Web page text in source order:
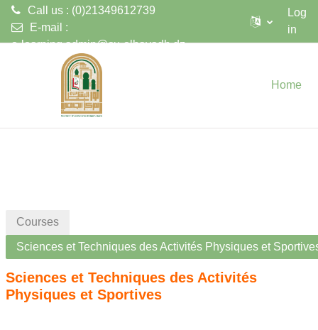
Call us : (0)21349612739
E-mail :
e-learning.admin@cu-elbayadh.dz
Log
in
Home
Courses
Sciences et Techniques des Activités Physiques et
Sciences et Techniques des Activités
Physiques et Sportives